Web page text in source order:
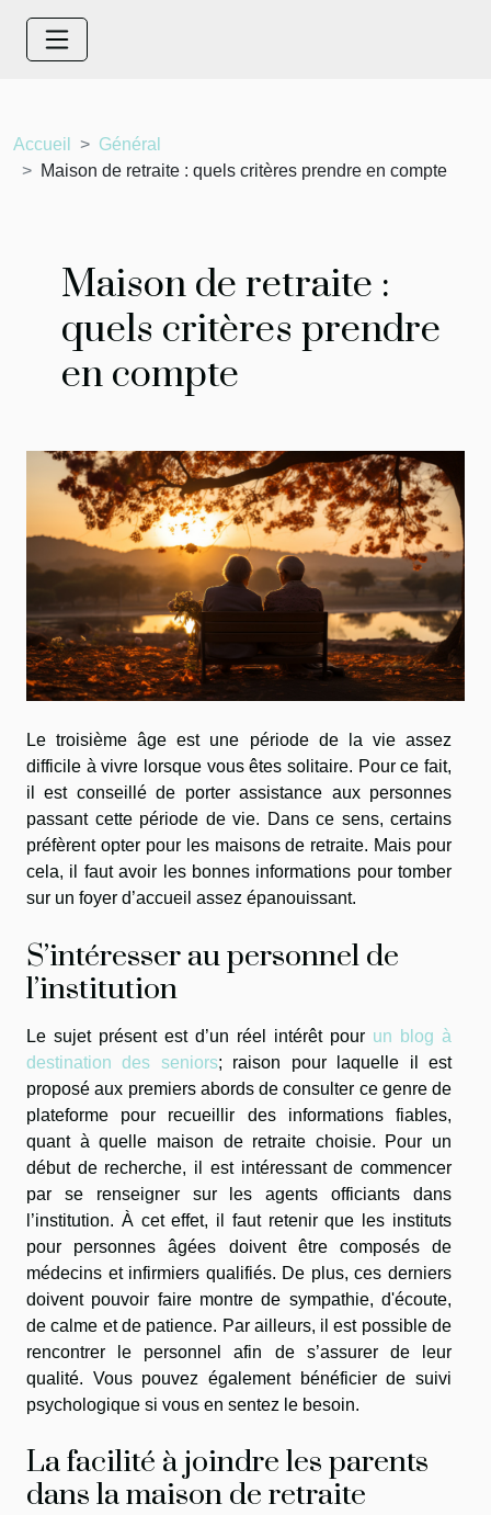
Accueil
Général
Maison de retraite : quels critères prendre en compte
Maison de retraite :
quels critères prendre
en compte
Le troisième âge est une période de la vie assez
difficile à vivre lorsque vous êtes solitaire. Pour ce fait,
il est conseillé de porter assistance aux personnes
passant cette période de vie. Dans ce sens, certains
préfèrent opter pour les maisons de retraite. Mais pour
cela, il faut avoir les bonnes informations pour tomber
sur un foyer d’accueil assez épanouissant.
S’intéresser au personnel de
l’institution
Le sujet présent est d’un réel intérêt pour un blog à
destination des seniors; raison pour laquelle il est
proposé aux premiers abords de consulter ce genre de
plateforme pour recueillir des informations fiables,
quant à quelle maison de retraite choisie. Pour un
début de recherche, il est intéressant de commencer
par se renseigner sur les agents officiants dans
l’institution. À cet effet, il faut retenir que les instituts
pour personnes âgées doivent être composés de
médecins et infirmiers qualifiés. De plus, ces derniers
doivent pouvoir faire montre de sympathie, d'écoute,
de calme et de patience. Par ailleurs, il est possible de
rencontrer le personnel afin de s’assurer de leur
qualité. Vous pouvez également bénéficier de suivi
psychologique si vous en sentez le besoin.
La facilité à joindre les parents
dans la maison de retraite